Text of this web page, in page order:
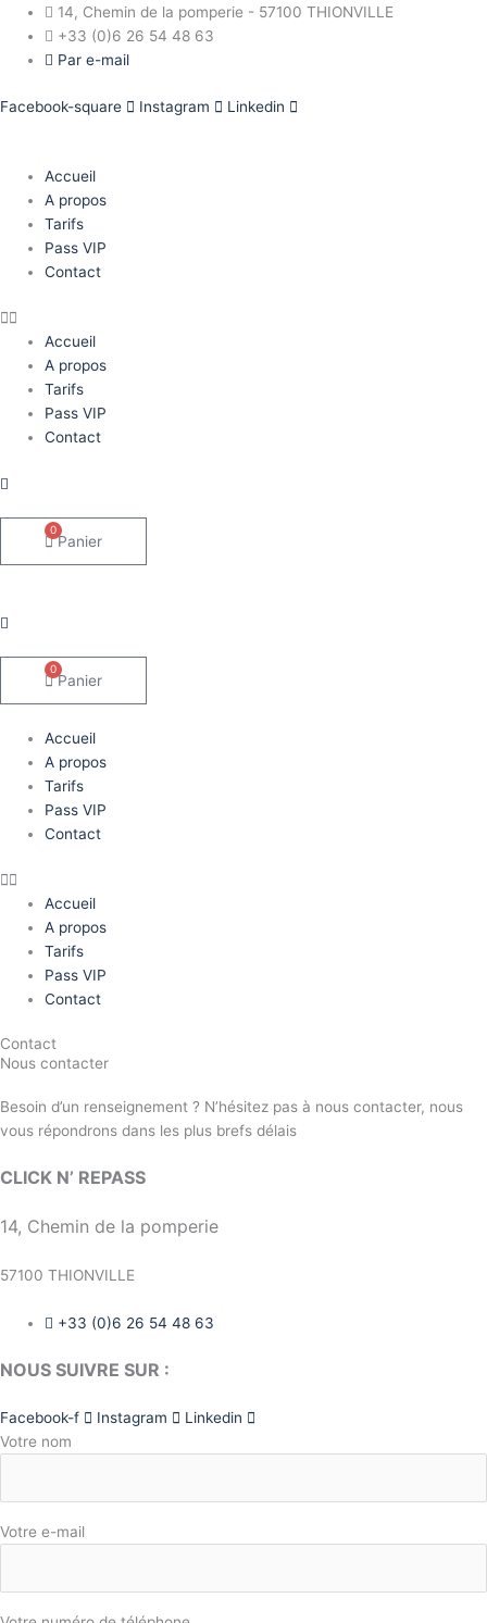
Aller
contenu
14, Chemin de la pomperie - 57100 THIONVILLE
+33 (0)6 26 54 48 63
Par e-mail
Facebook-square Instagram Linkedin
Accueil
A propos
Tarifs
Pass VIP
Contact
Accueil
A propos
Tarifs
Pass VIP
Contact
0
Panier
0
Panier
Accueil
A propos
Tarifs
Pass VIP
Contact
Accueil
A propos
Tarifs
Pass VIP
Contact
Contact
Nous contacter
Besoin d’un renseignement ? N’hésitez pas à nous contacter, nous
vous répondrons dans les plus brefs délais
CLICK N’ REPASS
14, Chemin de la pomperie
57100 THIONVILLE
+33 (0)6 26 54 48 63
NOUS SUIVRE SUR :
Facebook-f Instagram
Linkedin
Votre nom
Votre e-mail